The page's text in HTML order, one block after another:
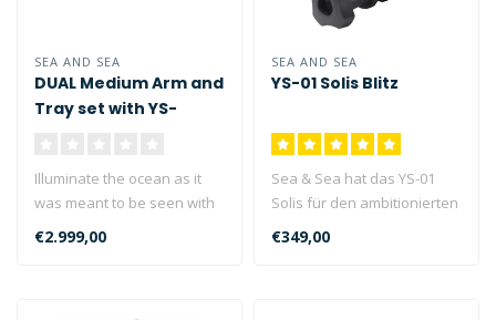
SEA AND SEA
DUAL Medium Arm and
Tray set with YS-
Illuminate the ocean as it
was meant to be seen with
the Sea&Sea YS-D130R
Strobe..
€2.999,00
SEA AND SEA
YS-01 Solis Blitz
Sea & Sea hat das YS-01
Solis für den ambitionierten
Unterwasserfotografen
entw..
€349,00